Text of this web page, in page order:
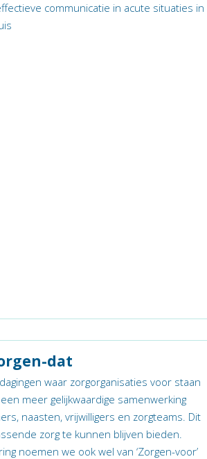
communicatie in acute situaties in
dat
waar zorgorganisaties voor staan
meer gelijkwaardige samenwerking
naasten, vrijwilligers en zorgteams. Dit
zorg te kunnen blijven bieden.
noemen we ook wel van ‘Zorgen-voor’